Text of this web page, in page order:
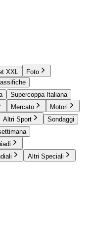
XXL
Foto
Supercoppa Italiana
Mercato
Motori
Altri Sport
Sondaggi
Altri Speciali